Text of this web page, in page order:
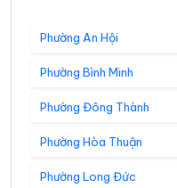
Phường An Hội
Phường Bình Minh
Phường Đông Thành
Phường Hòa Thuận
Phường Long Đức